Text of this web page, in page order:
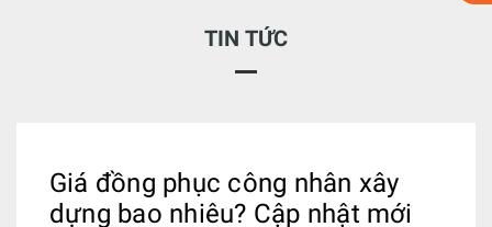
TIN TỨC
Giá đồng phục công nhân xây
dựng bao nhiêu? Cập nhật mới